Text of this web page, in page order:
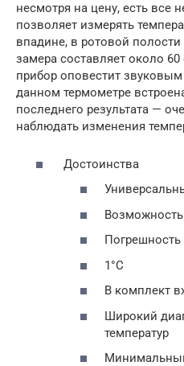
несмотря на цену, есть все
позволяет измерять
впадине, в ротовой
замера составляет около
прибор оповестит
данном термометре
последнего результата —
наблюдать изменения
Достоинства
Погрешность
1°C
В комплект
Широкий
температур